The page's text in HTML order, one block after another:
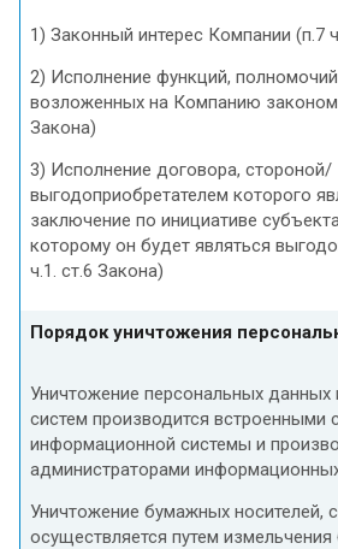
1) Законный интерес Компании (п.7
2) Исполнение функций,
возложенных на Компанию законом
Закона)
3) Исполнение договора, стороной/
выгодоприобретателем которого
заключение по инициативе
которому он будет являться
ч.1. ст.6 Закона)
Порядок уничтожения
Уничтожение персональных
систем производится встроенными
информационной системы и
администраторами
Уничтожение бумажных
осуществляется путем